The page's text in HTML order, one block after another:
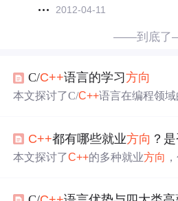
2012-04-11
——到底
C/C++语言的学习方向
本文探讨了C/C++语言在编程领
大，但其在数据处理和高性能服
时，提醒学习者要关注实际项目
C++都有哪些就业方向 ？
本文探讨了C++的多种就业方向